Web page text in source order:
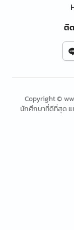
ติ
Copyright ©
นักศึกษาที่ดีที่สุด แ